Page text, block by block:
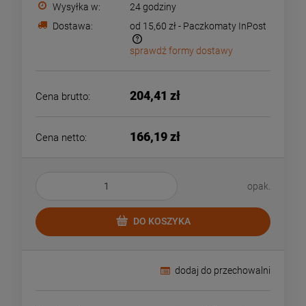
Wysyłka w:
24 godziny
Dostawa:
od 15,60 zł - Paczkomaty InPost
Cena nie zawiera ewentualnych kosztów płatności
sprawdź formy dostawy
Cena brutto: 204,41 zł
Cena netto: 166,19 zł
opak.
DO KOSZYKA
dodaj do przechowalni